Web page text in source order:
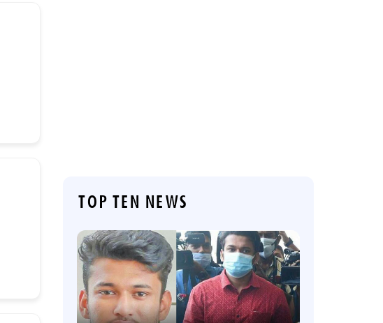
TOP TEN NEWS